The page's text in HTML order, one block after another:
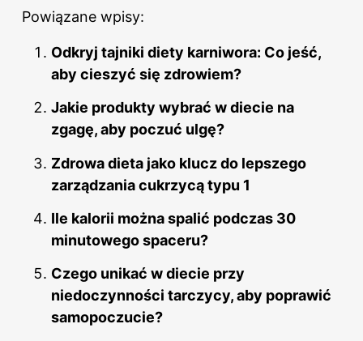
Powiązane wpisy:
Odkryj tajniki diety karniwora: Co jeść,
aby cieszyć się zdrowiem?
Jakie produkty wybrać w diecie na
zgagę, aby poczuć ulgę?
Zdrowa dieta jako klucz do lepszego
zarządzania cukrzycą typu 1
Ile kalorii można spalić podczas 30
minutowego spaceru?
Czego unikać w diecie przy
niedoczynności tarczycy, aby poprawić
samopoczucie?